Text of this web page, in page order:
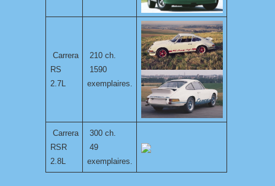
Carrera
RS
2.7L
210 ch.
1590
exemplaires.
Carrera
RSR
2.8L
300 ch.
49
exemplaires.